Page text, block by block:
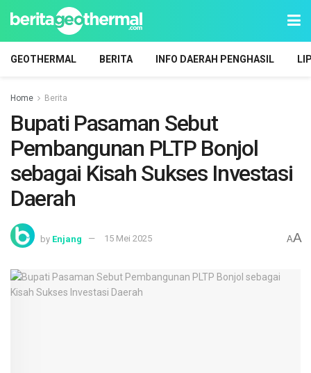
GEOTHERMAL BERITA INFO DAERAH PENGHASIL
Home Berita
Bupati Pasaman Sebut
Pembangunan PLTP Bonjol
sebagai Kisah Sukses Investasi
Daerah
by Enjang 15 Mei 2025 AA